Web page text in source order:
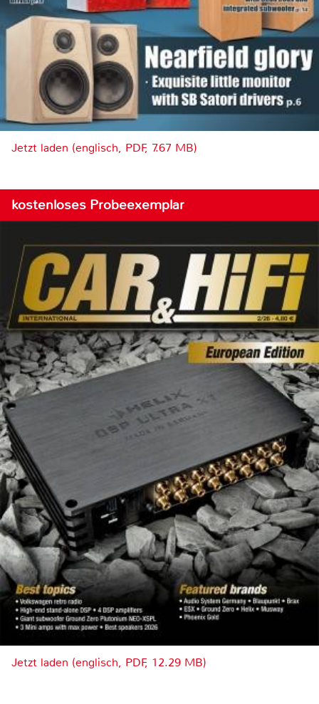
Jetzt laden (englisch, PDF, 7.67 MB)
kostenloses Probeexemplar
Jetzt laden (englisch, PDF, 12.29 MB)